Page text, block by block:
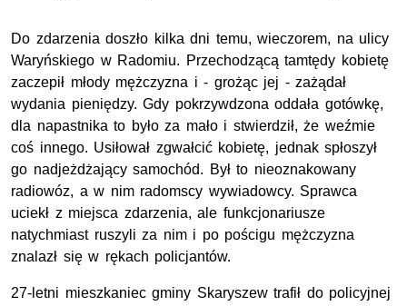
Do zdarzenia doszło kilka dni temu, wieczorem, na ulicy
Waryńskiego w Radomiu. Przechodzącą tamtędy kobietę
zaczepił młody mężczyzna i - grożąc jej - zażądał
wydania pieniędzy. Gdy pokrzywdzona oddała gotówkę,
dla napastnika to było za mało i stwierdził, że weźmie
coś innego. Usiłował zgwałcić kobietę, jednak spłoszył
go nadjeżdżający samochód. Był to nieoznakowany
radiowóz, a w nim radomscy wywiadowcy. Sprawca
uciekł z miejsca zdarzenia, ale funkcjonariusze
natychmiast ruszyli za nim i po pościgu mężczyzna
znalazł się w rękach policjantów.
27-letni mieszkaniec gminy Skaryszew trafił do policyjnej